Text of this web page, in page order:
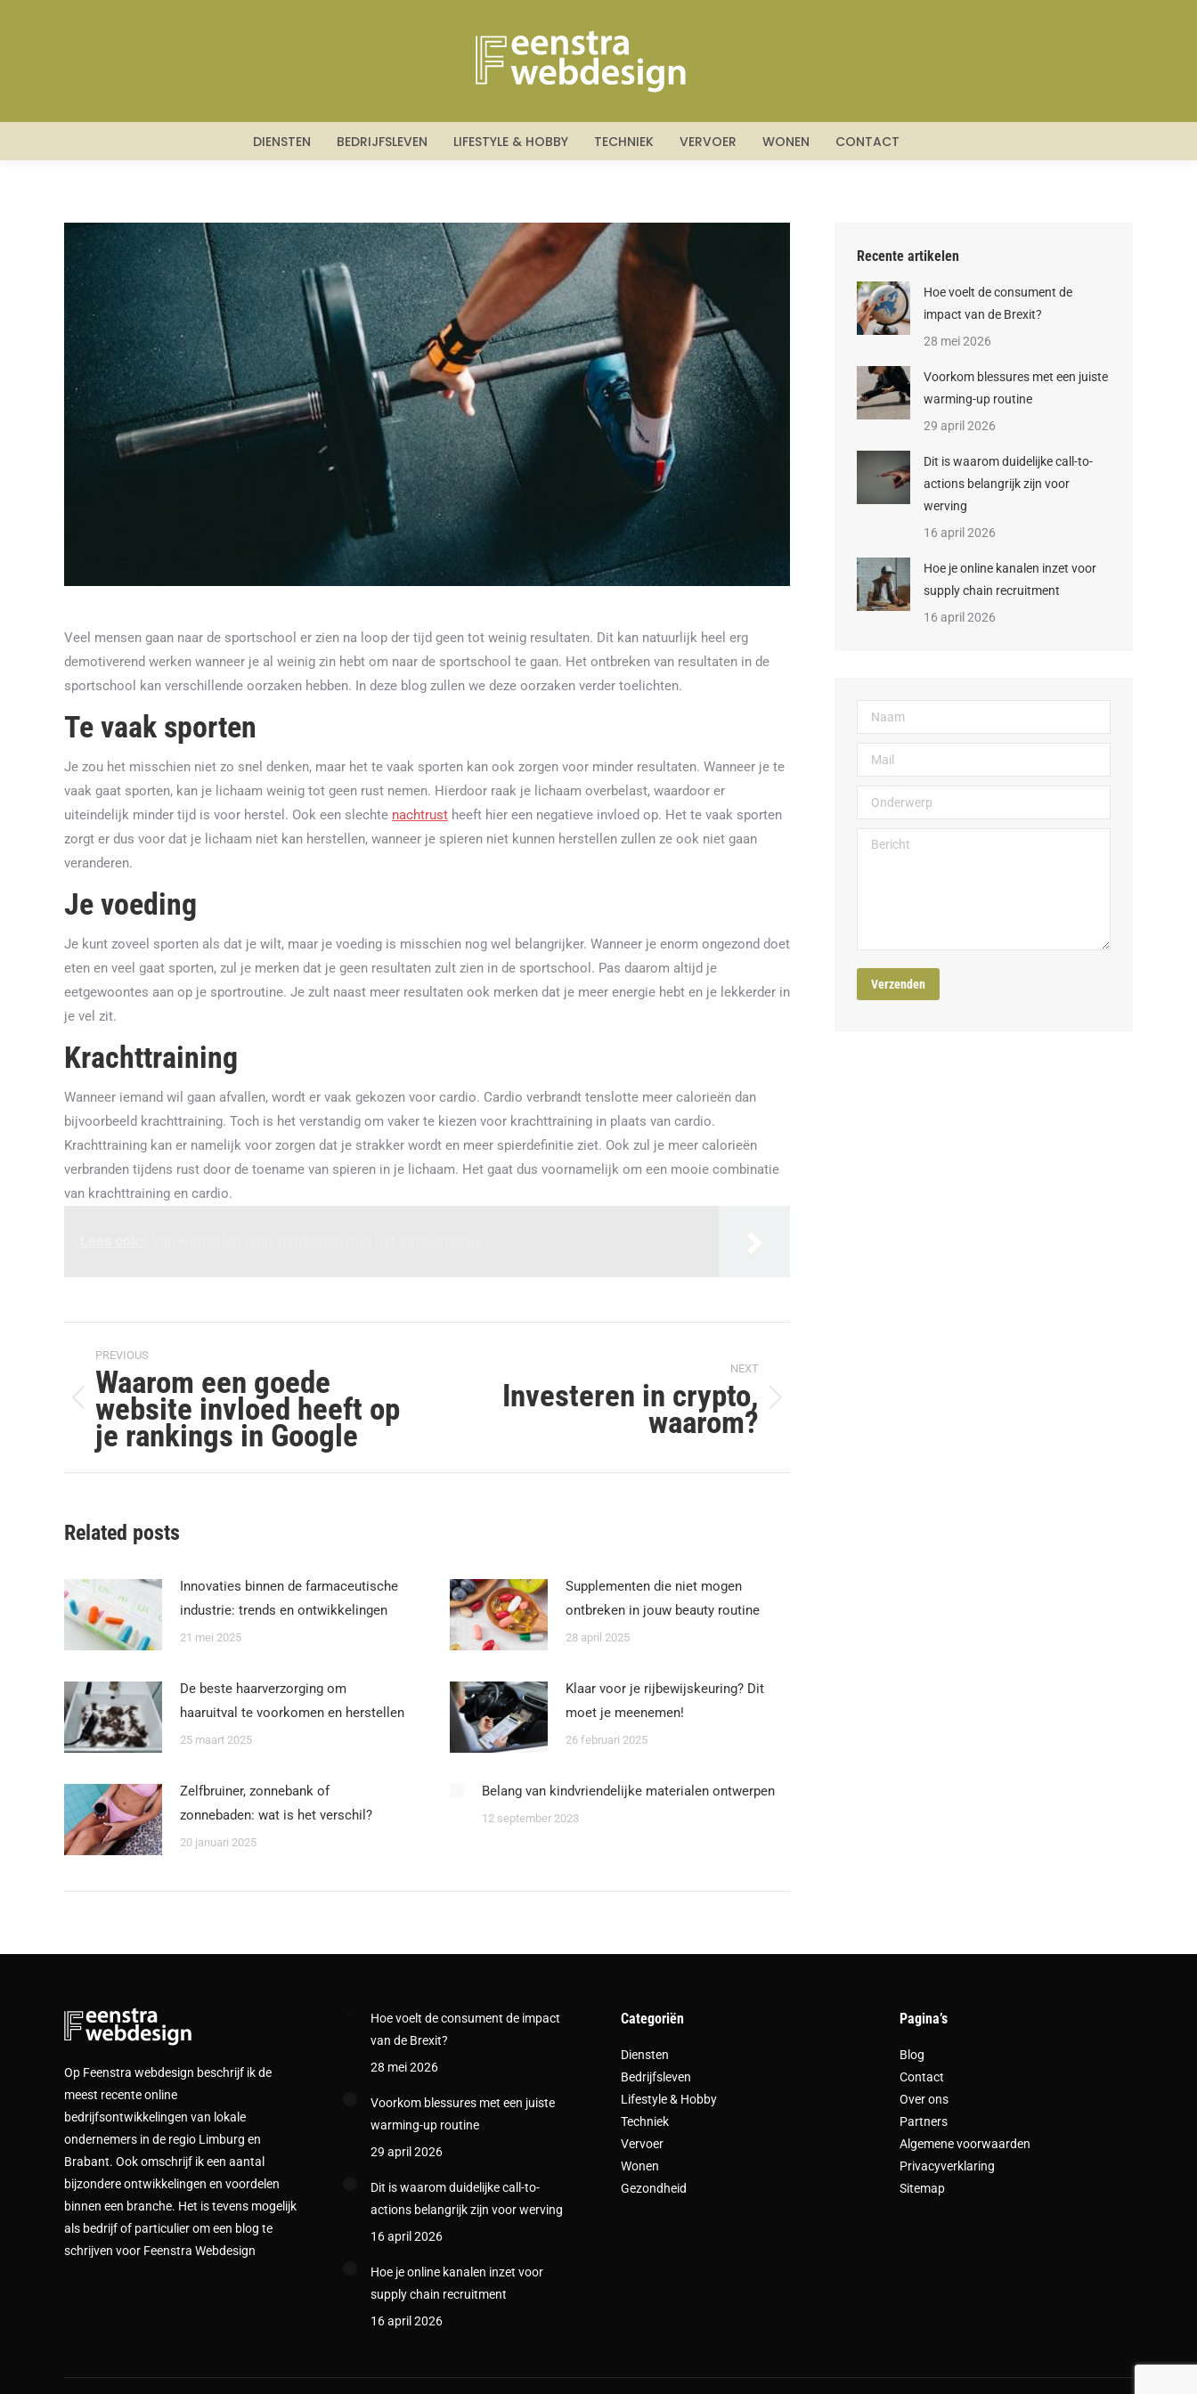
DIENSTEN BEDRIJFSLEVEN LIFESTYLE & HOBBY TECHNIEK VERVOER WONEN CONTACT
Veel mensen gaan naar de sportschool er zien na loop der tijd geen tot weinig resultaten. Dit kan natuurlijk heel erg
demotiverend werken wanneer je al weinig zin hebt om naar de sportschool te gaan. Het ontbreken van resultaten in de
sportschool kan verschillende oorzaken hebben. In deze blog zullen we deze oorzaken verder toelichten.
Te vaak sporten
Je zou het misschien niet zo snel denken, maar het te vaak sporten kan ook zorgen voor minder resultaten. Wanneer je te
vaak gaat sporten, kan je lichaam weinig tot geen rust nemen. Hierdoor raak je lichaam overbelast, waardoor er
uiteindelijk minder tijd is voor herstel. Ook een slechte nachtrust heeft hier een negatieve invloed op. Het te vaak sporten
zorgt er dus voor dat je lichaam niet kan herstellen, wanneer je spieren niet kunnen herstellen zullen ze ook niet gaan
veranderen.
Je voeding
Je kunt zoveel sporten als dat je wilt, maar je voeding is misschien nog wel belangrijker. Wanneer je enorm ongezond doet
eten en veel gaat sporten, zul je merken dat je geen resultaten zult zien in de sportschool. Pas daarom altijd je
eetgewoontes aan op je sportroutine. Je zult naast meer resultaten ook merken dat je meer energie hebt en je lekkerder in
je vel zit.
Krachttraining
Wanneer iemand wil gaan afvallen, wordt er vaak gekozen voor cardio. Cardio verbrandt tenslotte meer calorieën dan
bijvoorbeeld krachttraining. Toch is het verstandig om vaker te kiezen voor krachttraining in plaats van cardio.
Krachttraining kan er namelijk voor zorgen dat je strakker wordt en meer spierdefinitie ziet. Ook zul je meer calorieën
verbranden tijdens rust door de toename van spieren in je lichaam. Het gaat dus voornamelijk om een mooie combinatie
van krachttraining en cardio.
navigation
PREVIOUS
Previous
post:
Waarom een goede
website invloed heeft op
je rankings in Google
NEXT
Investeren in crypto,
waarom?
Related posts
Innovaties binnen de farmaceutische
industrie: trends en ontwikkelingen
21 mei 2025
Supplementen die niet mogen
ontbreken in jouw beauty routine
28 april 2025
De beste haarverzorging om
haaruitval te voorkomen en herstellen
25 maart 2025
Klaar voor je rijbewijskeuring? Dit
moet je meenemen!
26 februari 2025
Zelfbruiner, zonnebank of
zonnebaden: wat is het verschil?
20 januari 2025
Belang van kindvriendelijke materialen ontwerpen
12 september 2023
Recente artikelen
Hoe voelt de consument de
impact van de Brexit?
28 mei 2026
Voorkom blessures met een juiste
warming-up routine
29 april 2026
Dit is waarom duidelijke call-to-
actions belangrijk zijn voor
werving
16 april 2026
Hoe je online kanalen inzet voor
supply chain recruitment
16 april 2026
Op Feenstra webdesign beschrijf ik de
meest recente online
bedrijfsontwikkelingen van lokale
ondernemers in de regio Limburg en
Brabant. Ook omschrijf ik een aantal
bijzondere ontwikkelingen en voordelen
binnen een branche. Het is tevens mogelijk
als bedrijf of particulier om een blog te
schrijven voor Feenstra Webdesign
Hoe voelt de consument de impact
van de Brexit?
28 mei 2026
Voorkom blessures met een juiste
warming-up routine
29 april 2026
Dit is waarom duidelijke call-to-
actions belangrijk zijn voor werving
16 april 2026
Hoe je online kanalen inzet voor
supply chain recruitment
16 april 2026
Categoriën
Diensten
Bedrijfsleven
Lifestyle & Hobby
Techniek
Vervoer
Wonen
Gezondheid
Pagina’s
Blog
Contact
Over ons
Partners
Algemene voorwaarden
Privacyverklaring
Sitemap
DIENSTEN BEDRIJFSLEVEN